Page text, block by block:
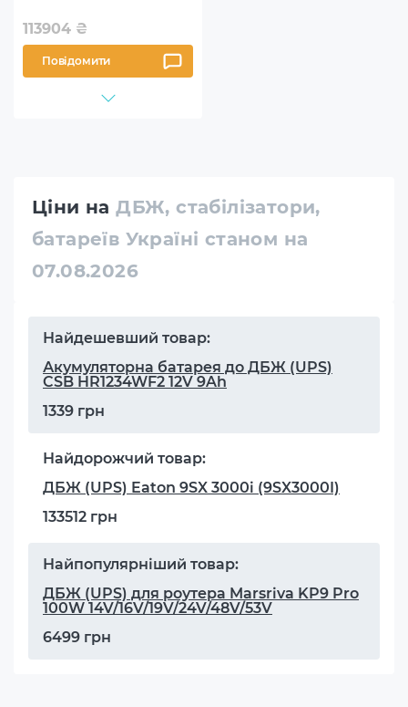
113904 ₴
Повідомити
Ціни наДБЖ, стабілізатори,
батареїв Україні станом на
07.08.2026
Найдешевший товар:
Акумуляторна батарея до ДБЖ (UPS)
CSB HR1234WF2 12V 9Ah
1339 грн
Найдорожчий товар:
ДБЖ (UPS) Eaton 9SX 3000i (9SX3000I)
133512 грн
Найпопулярніший товар:
ДБЖ (UPS) для роутера Marsriva KP9 Pro
100W 14V/16V/19V/24V/48V/53V
6499 грн